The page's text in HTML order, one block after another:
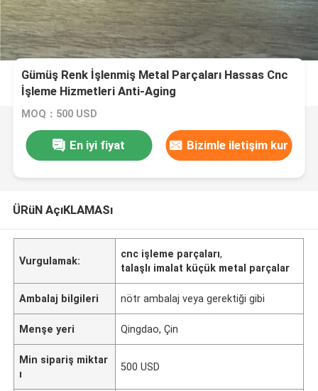
Gümüş Renk İşlenmiş Metal Parçaları Hassas Cnc
İşleme Hizmetleri Anti-Aging
MOQ：500 USD
En iyi fiyat Bizimle iletişim kur
ÜRüN AçıKLAMASı
Vurgulamak:
cnc işleme parçaları,
talaşlı imalat küçük metal parçalar
Ambalaj bilgileri nötr ambalaj veya gerektiği gibi
Menşe yeri Qingdao, Çin
Min sipariş miktar
ı
500 USD